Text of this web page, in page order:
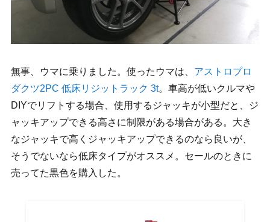
無事、ウマに乗りました。使ったウマは、 アストロプロ
ダクツ2PC 低床リジットラック 3t。車高が低いクルマや
DIYでリフトする場合、使用するジャッキが小型だと、ジ
ャッキアップできる高さに制限がある場合がある。大き
なジャッキで高くジャッキアップできるのなら良いが、
そうでないなら低床タイプがオススメ。セールのときに
売ってた黒色を購入した。